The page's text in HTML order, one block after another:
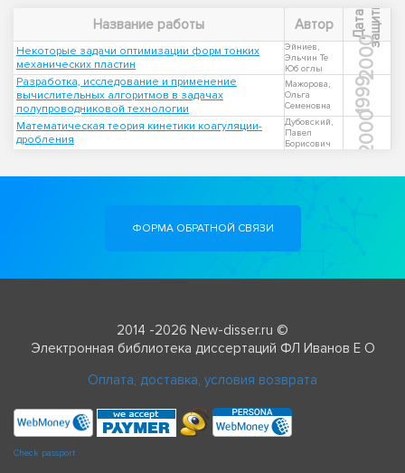
Название работы Автор Д
а
т
а
з
а
щ
и
ты
Некоторые задачи оптимизации форм тонких
механических пластин
Эйниев,
Эльчин Те
Юб оглы
2000
Разработка, исследование и применение
вычислительных алгоритмов в задачах
полупроводниковой технологии
Мажорова,
Ольга
Семеновна
1999
Математическая теория кинетики коагуляции-
дробления
Дубовский,
Павел
Борисович
2000
ФОРМА ОБРАТНОЙ СВЯЗИ
2014 -2026 New-disser.ru ©
Электронная библиотека диссертаций ФЛ Иванов Е О
Оплата, доставка, условия возврата
Check passport